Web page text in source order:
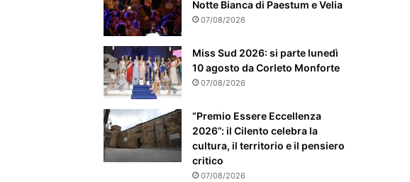
r
t
i
c
o
l
a
r
m
e
n
Notte Bianca di Paestum e Velia
07/08/2026
Miss Sud 2026: si parte lunedì
10 agosto da Corleto Monforte
07/08/2026
“Premio Essere Eccellenza
2026”: il Cilento celebra la
cultura, il territorio e il pensiero
critico
07/08/2026